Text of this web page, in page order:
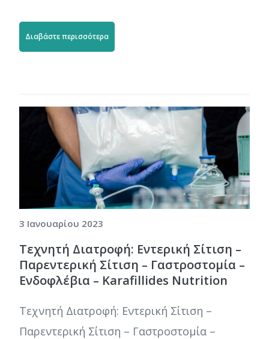
Διαβάστε περισσότερα
3 Ιανουαρίου 2023
Τεχνητή Διατροφή: Εντερική Σίτιση –
Παρεντερική Σίτιση – Γαστροστομία –
Ενδοφλέβια – Karafillides Nutrition
Τεχνητή Διατροφή: Εντερική Σίτιση –
Παρεντερική Σίτιση – Γαστροστομία –